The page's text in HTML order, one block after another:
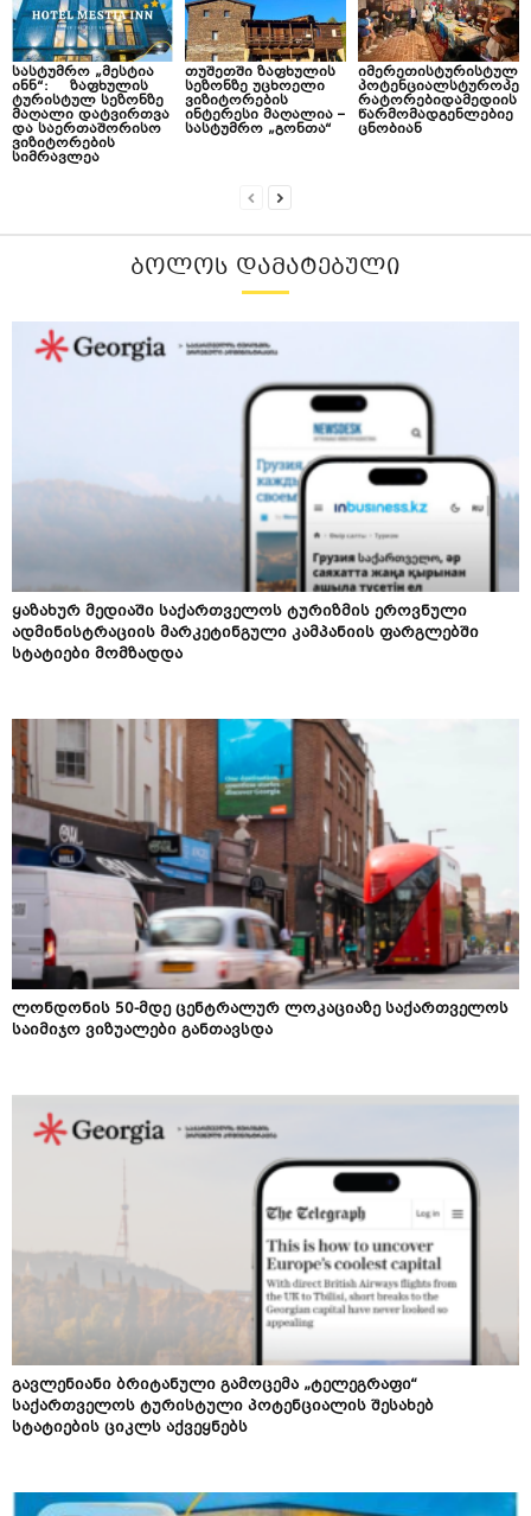
სასტუმრო „მესტია
ინნ“: ზაფხულის
ტურისტულ სეზონზე
მაღალი დატვირთვა
და საერთაშორისო
ვიზიტორების
სიმრავლეა
თუშეთში ზაფხულის
სეზონზე უცხოელი
ვიზიტორების
ინტერესი მაღალია –
სასტუმრო „გონთა“
იმერეთისტურისტულ
პოტენციალსტუროპე
რატორებიდამედიის
წარმომადგენლებიე
ცნობიან
ᲑᲝᲚᲝᲡ ᲓᲐᲛᲐᲢᲔᲑᲣᲚᲘ
ყაზახურ მედიაში საქართველოს ტურიზმის ეროვნული
ადმინისტრაციის მარკეტინგული კამპანიის ფარგლებში
სტატიები მომზადდა
ლონდონის 50-მდე ცენტრალურ ლოკაციაზე საქართველოს
საიმიჯო ვიზუალები განთავსდა
გავლენიანი ბრიტანული გამოცემა „ტელეგრაფი“
საქართველოს ტურისტული პოტენციალის შესახებ
სტატიების ციკლს აქვეყნებს